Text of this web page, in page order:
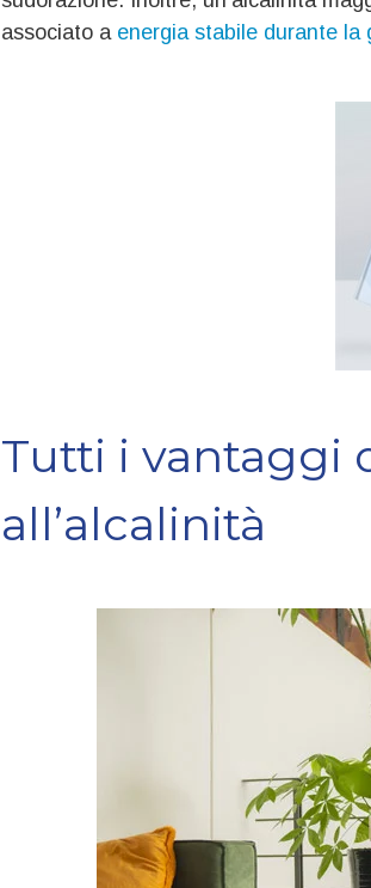
associato a energia stabile durante la
Tutti i vantaggi
all’alcalinità